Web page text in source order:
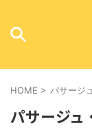
HOME > パサージ
パサージュ